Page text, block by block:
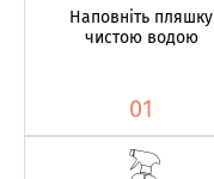
Наповніть пляшку
чистою водою
01